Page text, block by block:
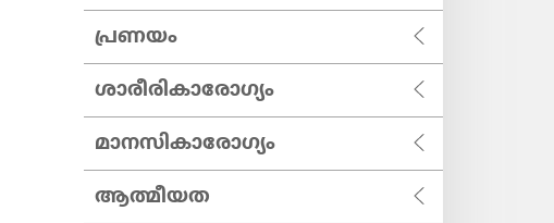
പ്രണയം
ശാരീരികാരോഗ്യം
മാനസികാരോഗ്യം
ആത്മീയത